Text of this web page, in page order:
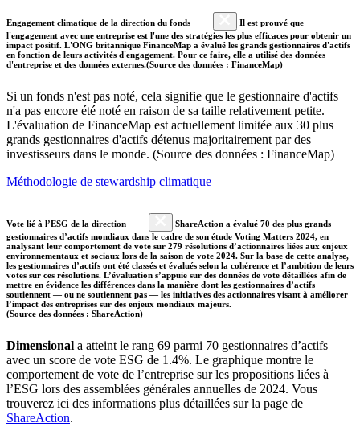
Engagement climatique de la direction du fonds
Il est prouvé que
l'engagement avec une entreprise est l'une des stratégies les plus efficaces pour obtenir un
impact positif. L'ONG britannique FinanceMap a évalué les grands gestionnaires d'actifs
en fonction de leurs activités d'engagement. Pour ce faire, elle a utilisé des données
d'entreprise et des données externes.(Source des données : FinanceMap)
Si un fonds n'est pas noté, cela signifie que le gestionnaire d'actifs
n'a pas encore été noté en raison de sa taille relativement petite.
L'évaluation de FinanceMap est actuellement limitée aux 30 plus
grands gestionnaires d'actifs détenus majoritairement par des
investisseurs dans le monde. (Source des données : FinanceMap)
Méthodologie de stewardship climatique
Vote lié à l’ESG de la direction
ShareAction a évalué 70 des plus grands
gestionnaires d’actifs mondiaux dans le cadre de son étude Voting Matters 2024, en
analysant leur comportement de vote sur 279 résolutions d’actionnaires liées aux enjeux
environnementaux et sociaux lors de la saison de vote 2024. Sur la base de cette analyse,
les gestionnaires d’actifs ont été classés et évalués selon la cohérence et l’ambition de leurs
votes sur ces résolutions. L’évaluation s’appuie sur des données de vote détaillées afin de
mettre en évidence les différences dans la manière dont les gestionnaires d’actifs
soutiennent — ou ne soutiennent pas — les initiatives des actionnaires visant à améliorer
l’impact des entreprises sur des enjeux mondiaux majeurs.
(Source des données : ShareAction)
Dimensional a atteint le rang 69 parmi 70 gestionnaires d’actifs
avec un score de vote ESG de 1.4%. Le graphique montre le
comportement de vote de l’entreprise sur les propositions liées à
l’ESG lors des assemblées générales annuelles de 2024. Vous
trouverez ici des informations plus détaillées sur la page de
ShareAction.